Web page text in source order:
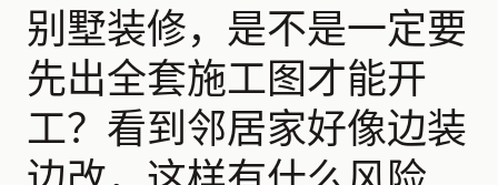
别墅装修，是不是一定要
先出全套施工图才能开
工？看到邻居家好像边装
手机号*
房屋面积（㎡）